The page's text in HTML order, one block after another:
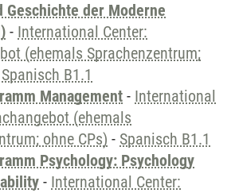
Geschichte der Moderne
- International Center:
(ehemals Sprachenzentrum;
Spanisch B1.1
Management - International
(ehemals
ohne CPs) - Spanisch B1.1
Psychology: Psychology
- International Center: